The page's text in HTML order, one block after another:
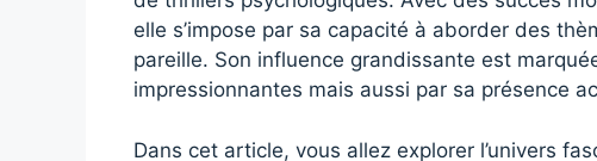
elle s’impose par sa capacité à aborder des
pareille. Son influence grandissante est
impressionnantes mais aussi par sa présence
Dans cet article, vous allez explorer l’univers